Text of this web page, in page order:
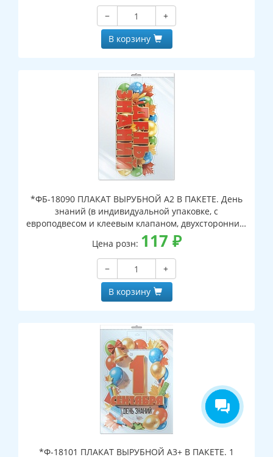
−
+
В корзину
*ФБ-18090 ПЛАКАТ ВЫРУБНОЙ А2 В ПАКЕТЕ. День
знаний (в индивидуальной упаковке, с
европодвесом и клеевым клапаном, двухсторонний,
ВД-лак)
Цена розн: 117 ₽
−
+
В корзину
*Ф-18101 ПЛАКАТ ВЫРУБНОЙ А3+ В ПАКЕТЕ. 1